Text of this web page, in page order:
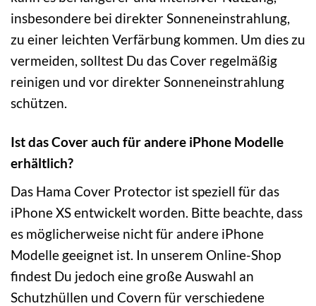
insbesondere bei direkter Sonneneinstrahlung,
zu einer leichten Verfärbung kommen. Um dies zu
vermeiden, solltest Du das Cover regelmäßig
reinigen und vor direkter Sonneneinstrahlung
schützen.
Ist das Cover auch für andere iPhone Modelle
erhältlich?
Das Hama Cover Protector ist speziell für das
iPhone XS entwickelt worden. Bitte beachte, dass
es möglicherweise nicht für andere iPhone
Modelle geeignet ist. In unserem Online-Shop
findest Du jedoch eine große Auswahl an
Schutzhüllen und Covern für verschiedene